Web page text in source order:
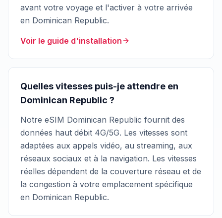
avant votre voyage et l'activer à votre arrivée
en Dominican Republic.
Voir le guide d'installation
Quelles vitesses puis-je attendre en
Dominican Republic ?
Notre eSIM Dominican Republic fournit des
données haut débit 4G/5G. Les vitesses sont
adaptées aux appels vidéo, au streaming, aux
réseaux sociaux et à la navigation. Les vitesses
réelles dépendent de la couverture réseau et de
la congestion à votre emplacement spécifique
en Dominican Republic.